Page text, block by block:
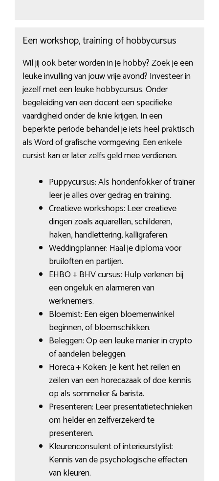
Een workshop, training of hobbycursus
Wil jij ook beter worden in je hobby? Zoek je een
leuke invulling van jouw vrije avond? Investeer in
jezelf met een leuke hobbycursus. Onder
begeleiding van een docent een specifieke
vaardigheid onder de knie krijgen. In een
beperkte periode behandel je iets heel praktisch
als Word of grafische vormgeving. Een enkele
cursist kan er later zelfs geld mee verdienen.
Puppycursus: Als hondenfokker of trainer
leer je alles over gedrag en training.
Creatieve workshops: Leer creatieve
dingen zoals aquarellen, schilderen,
haken, handlettering, kalligraferen.
Weddingplanner: Haal je diploma voor
bruiloften en partijen.
EHBO + BHV cursus: Hulp verlenen bij
een ongeluk en alarmeren van
werknemers.
Bloemist: Een eigen bloemenwinkel
beginnen, of bloemschikken.
Beleggen: Op een leuke manier in crypto
of aandelen beleggen.
Horeca + Koken: Je kent het reilen en
zeilen van een horecazaak of doe kennis
op als sommelier & barista.
Presenteren: Leer presentatietechnieken
om helder en zelfverzekerd te
presenteren.
Kleurenconsulent of interieurstylist:
Kennis van de psychologische effecten
van kleuren.